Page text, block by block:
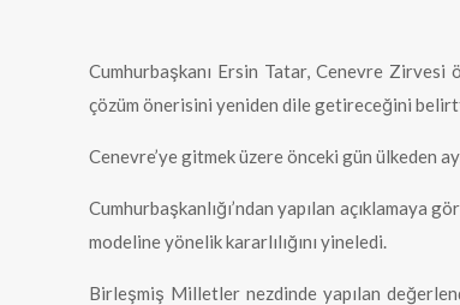
Cumhurbaşkanı Ersin Tatar, Cenevre Zirvesi
çözüm önerisini yeniden dile getireceğini
Cenevre’ye gitmek üzere önceki gün ülkeden
Cumhurbaşkanlığı’ndan yapılan açıklamaya
modeline yönelik kararlılığını yineledi.
Birleşmiş Milletler nezdinde yapılan